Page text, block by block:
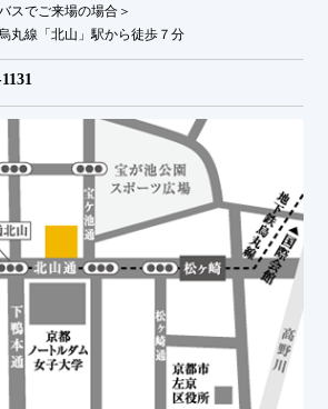
スでご来場の場合＞
丸線「北山」駅から徒歩７分